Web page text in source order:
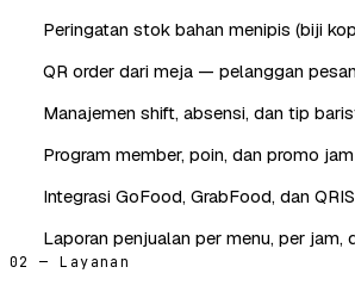
Peringatan stok bahan menipis (biji
QR order dari meja — pelanggan
Manajemen shift, absensi, dan tip
Program member, poin, dan promo
Integrasi GoFood, GrabFood, dan QRIS
Laporan penjualan per menu, per jam,
02 — Layanan